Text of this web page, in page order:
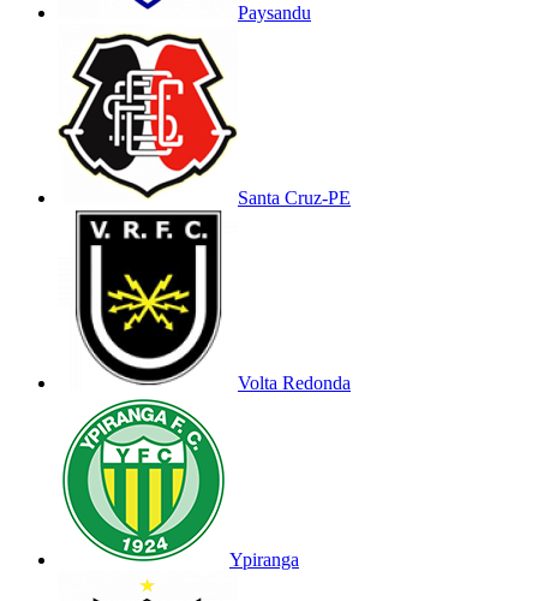
Paysandu
Santa Cruz-PE
Volta Redonda
Ypiranga